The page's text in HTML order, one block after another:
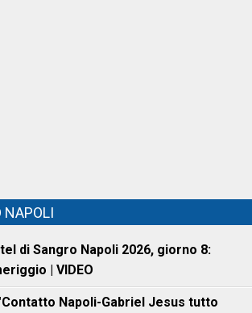
NAPOLI
di Sangro Napoli 2026, giorno 8:
| VIDEO
Napoli-Gabriel Jesus tutto